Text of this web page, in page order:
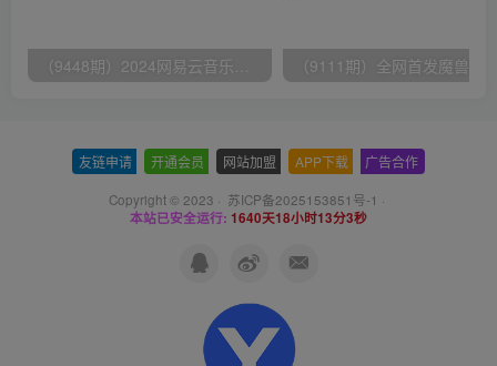
友链申请 开通会员 网站加盟 APP下载 广告合作
Copyright © 2023 · 苏ICP备2025153851号-1 ·
本站已安全运行: 1640天18小时13分3秒